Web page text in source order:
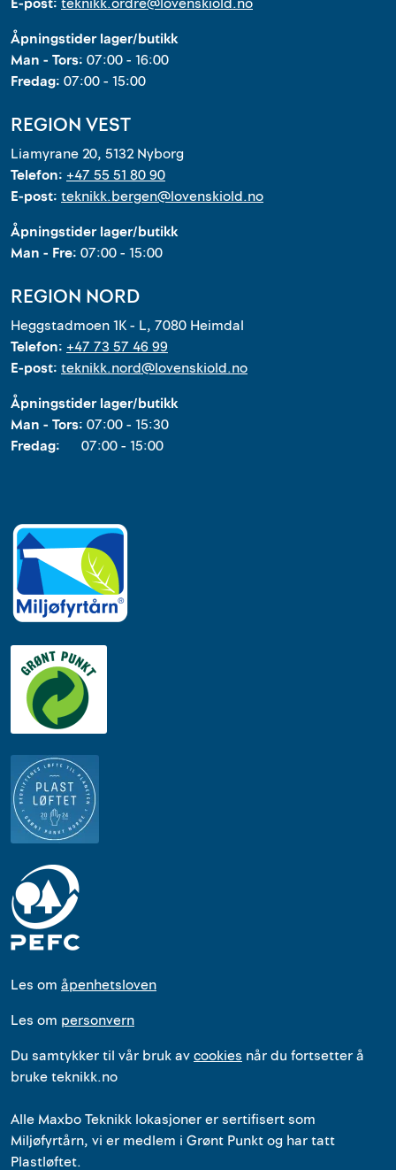
Åpningstider lager/butikk
Man - Tors: 07:00 - 16:00
Fredag: 07:00 - 15:00
REGION VEST
Liamyrane 20, 5132 Nyborg
Telefon: +47 55 51 80 90
E-post: teknikk.bergen@lovenskiold.no
Åpningstider lager/butikk
Man - Fre: 07:00 - 15:00
REGION NORD
Heggstadmoen 1K - L, 7080 Heimdal
Telefon: +47 73 57 46 99
E-post: teknikk.nord@lovenskiold.no
Åpningstider lager/butikk
Man - Tors: 07:00 - 15:30
Fredag: 07:00 - 15:00
Les om åpenhetsloven
Les om personvern
Du samtykker til vår bruk avcookies når du fortsetter å
bruke teknikk.no
Alle Maxbo Teknikk lokasjonerersertifisert som
Miljøfyrtårn, vi er medlem i Grønt Punkt og har tatt
Plastløftet.